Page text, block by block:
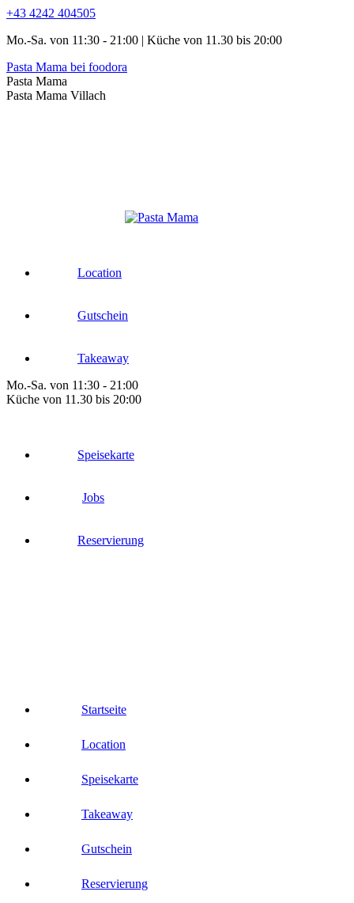
Zum
springen
+43 4242 404505
Mo.-Sa. von 11:30 - 21:00 | Küche von 11.30 bis 20:00
Pasta Mama bei foodora
Facebook
page
Instagram
page
Pasta Mama
Pasta Mama Villach
Location
Gutschein
Takeaway
Mo.-Sa. von 11:30 - 21:00
Küche von 11.30 bis 20:00
Speisekarte
Jobs
Reservierung
Startseite
Location
Speisekarte
Takeaway
Gutschein
Reservierung